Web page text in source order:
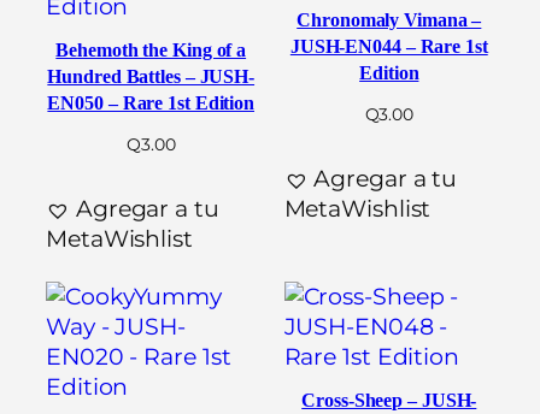
Behemoth the King of a
Hundred Battles – JUSH-
EN050 – Rare 1st Edition
Q3.00
Agregar a tu
MetaWishlist
Chronomaly Vimana –
JUSH-EN044 – Rare 1st
Edition
Q3.00
Agregar a tu
MetaWishlist
Cross-Sheep – JUSH-